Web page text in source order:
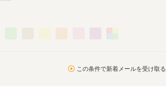
この条件で新着メールを受け取る